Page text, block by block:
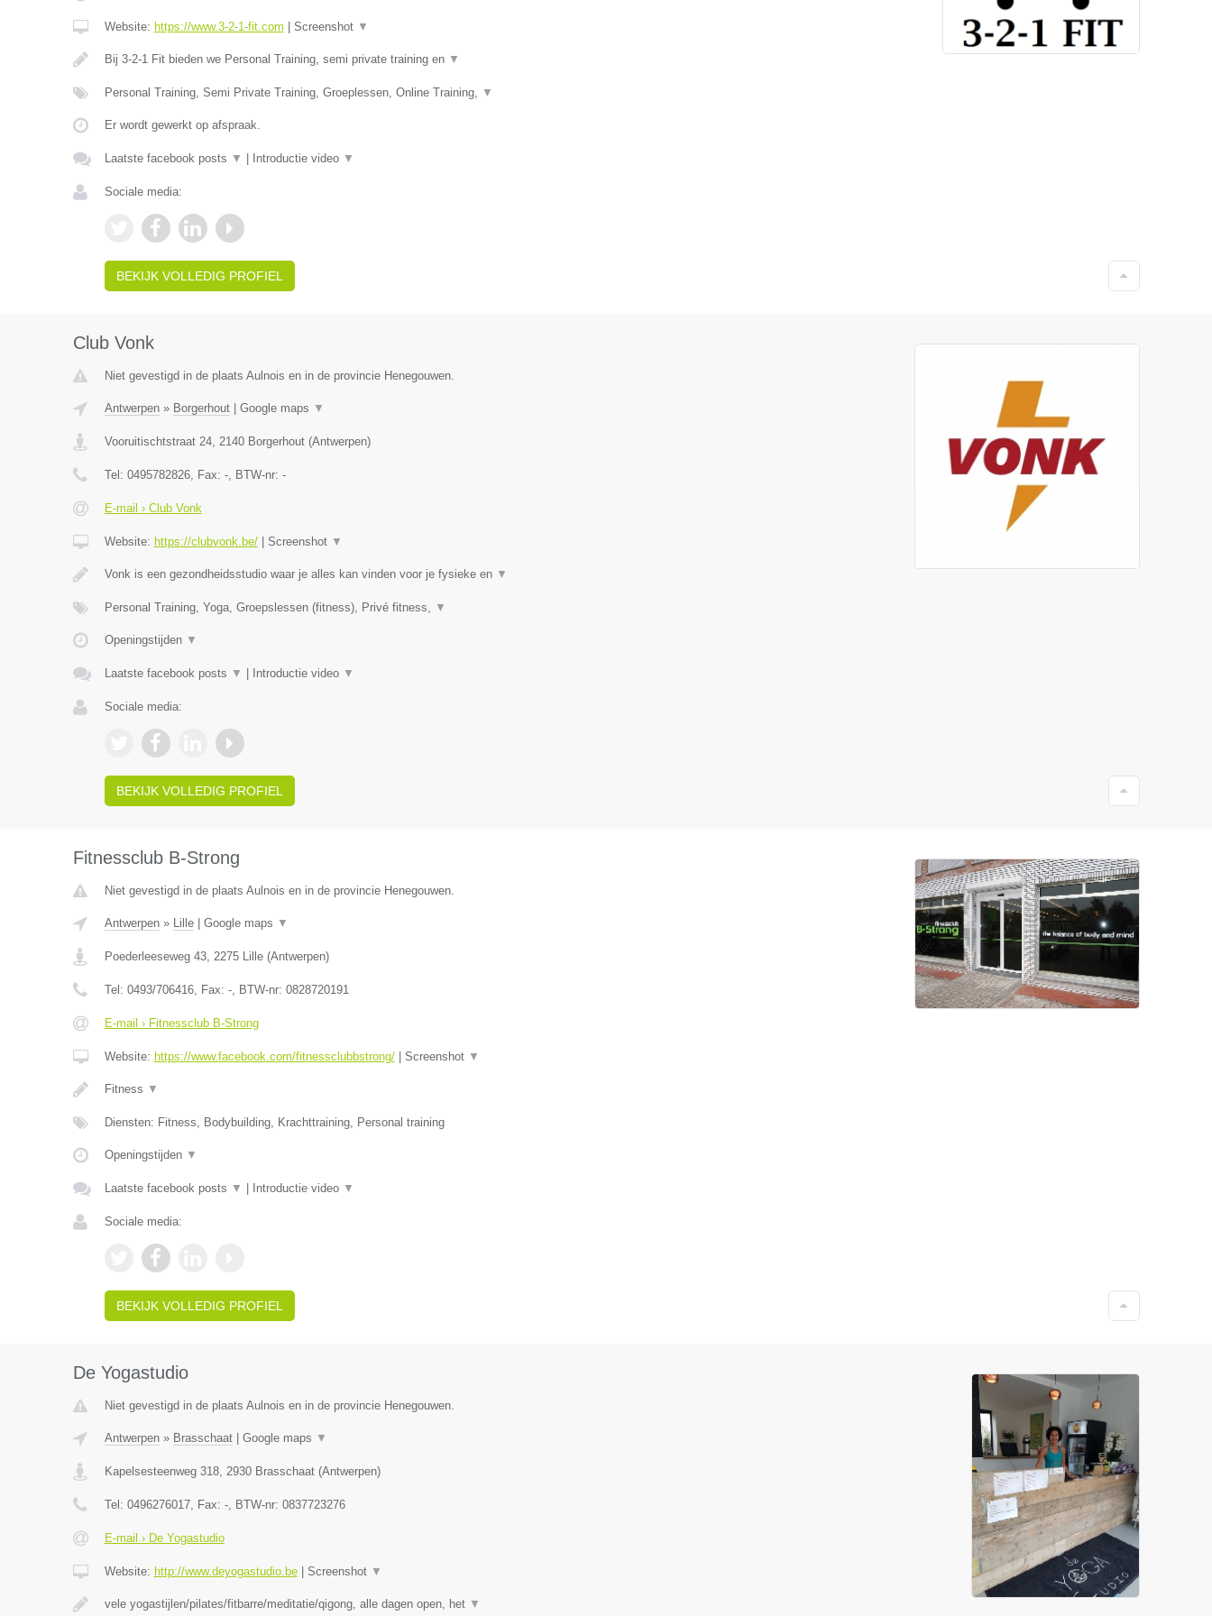
Website: https://www.3-2-1-fit.com Screenshot ▼
Bij 3-2-1 Fit bieden we Personal Training, semi private training en ▼
Personal Training, Semi Private Training, Groeplessen, Online Training, ▼
Er wordt gewerkt op afspraak.
Laatste facebook posts ▼ Introductie video ▼
Sociale media:
BEKIJK VOLLEDIG PROFIEL
Club Vonk
Niet gevestigd in de plaats Aulnois en in de provincie Henegouwen.
Antwerpen» Borgerhout| Google maps ▼
Vooruitischtstraat 24, 2140 Borgerhout(Antwerpen)
Tel: 0495782826, Fax: -, BTW-nr: -
E-mail › Club Vonk
Website: https://clubvonk.be/| Screenshot ▼
Vonk is een gezondheidsstudio waar je alles kan vinden voor je fysieke en ▼
Personal Training, Yoga, Groepslessen (fitness), Privé fitness, ▼
Openingstijden ▼
Laatste facebook posts ▼ Introductie video ▼
Sociale media:
BEKIJK VOLLEDIG PROFIEL
Fitnessclub B-Strong
Niet gevestigd in de plaats Aulnois en in de provincie Henegouwen.
Antwerpen» Lille| Google maps ▼
Poederleeseweg 43, 2275 Lille(Antwerpen)
Tel: 0493/706416, Fax: -, BTW-nr: 0828720191
E-mail › Fitnessclub B-Strong
Website: https://www.facebook.com/fitnessclubbstrong/| Screenshot ▼
Fitness ▼
Diensten: Fitness, Bodybuilding, Krachttraining, Personal training
Openingstijden ▼
Laatste facebook posts ▼ Introductie video ▼
Sociale media:
BEKIJK VOLLEDIG PROFIEL
De Yogastudio
Niet gevestigd in de plaats Aulnois en in de provincie Henegouwen.
Antwerpen» Brasschaat| Google maps ▼
Kapelsesteenweg 318, 2930 Brasschaat(Antwerpen)
Tel: 0496276017, Fax: -, BTW-nr: 0837723276
E-mail › De Yogastudio
Website: http://www.deyogastudio.be| Screenshot ▼
vele yogastijlen/pilates/fitbarre/meditatie/qigong, alle dagen open, het ▼